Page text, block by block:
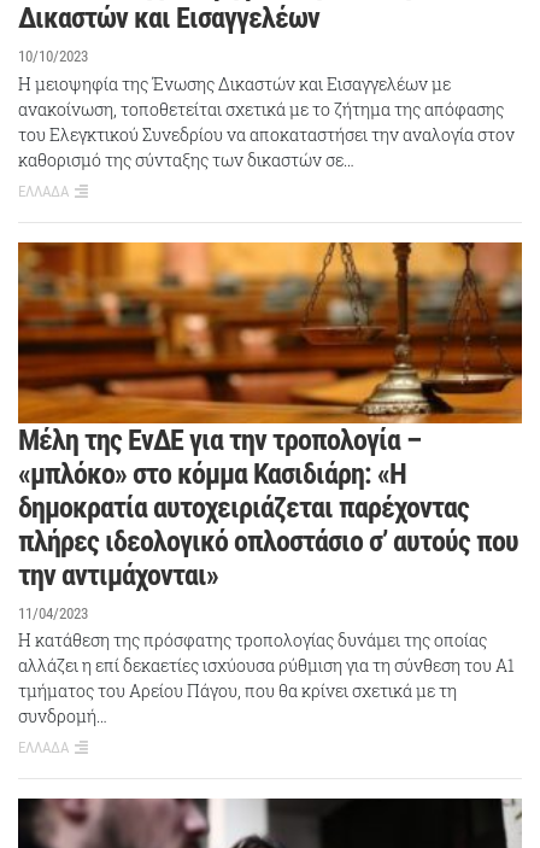
Δικαστών και Εισαγγελέων
10/10/2023
Η μειοψηφία της Ένωσης Δικαστών και Εισαγγελέων με
ανακοίνωση, τοποθετείται σχετικά με το ζήτημα της απόφασης
του Ελεγκτικού Συνεδρίου να αποκαταστήσει την αναλογία στον
καθορισμό της σύνταξης των δικαστών σε…
ΕΛΛΑΔΑ
Μέλη της ΕνΔΕ για την τροπολογία –
«μπλόκο» στο κόμμα Κασιδιάρη: «Η
δημοκρατία αυτοχειριάζεται παρέχοντας
πλήρες ιδεολογικό οπλοστάσιο σ’ αυτούς που
την αντιμάχονται»
11/04/2023
Η κατάθεση της πρόσφατης τροπολογίας δυνάμει της οποίας
αλλάζει η επί δεκαετίες ισχύουσα ρύθμιση για τη σύνθεση του Α1
τμήματος του Αρείου Πάγου, που θα κρίνει σχετικά με τη
συνδρομή…
ΕΛΛΑΔΑ